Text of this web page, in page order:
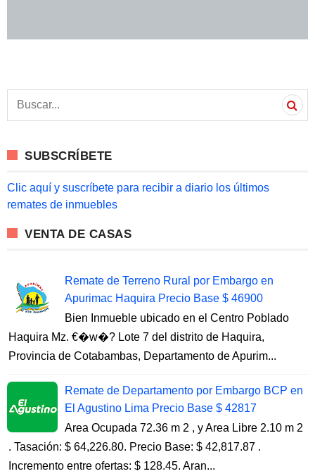
a
h
o
:
SUBSCRÍBETE
Clic aquí y suscríbete para recibir a diario los últimos
remates de inmuebles
VENTA DE CASAS
Remate de Terreno Rural por Embargo en
Apurimac Haquira Precio Base $ 46900
Bien Inmueble ubicado en el Centro Poblado
Haquira Mz. €�w�? Lote 7 del distrito de Haquira,
Provincia de Cotabambas, Departamento de Apurim...
Remate de Departamento por Embargo BCP en
El Agustino Lima Precio Base $ 42817
Area Ocupada 72.36 m 2 , y Area Libre 2.10 m 2
. Tasación: $ 64,226.80. Precio Base: $ 42,817.87 .
Incremento entre ofertas: $ 128.45. Aran...